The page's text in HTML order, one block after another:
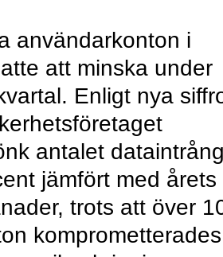
användarkonton i
att minska under
Enligt nya
antalet
jämfört med årets
trots att över
komprometterades